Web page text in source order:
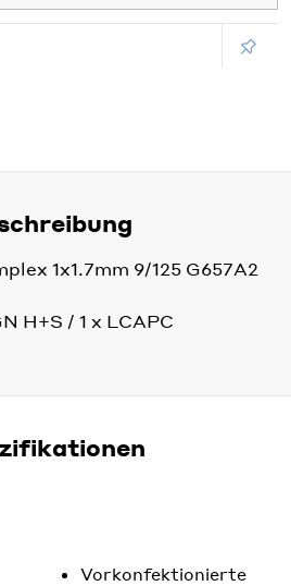
1x1.7mm 9/125 G657A2
H+S / 1 x LCAPC
Vorkonfektionierte